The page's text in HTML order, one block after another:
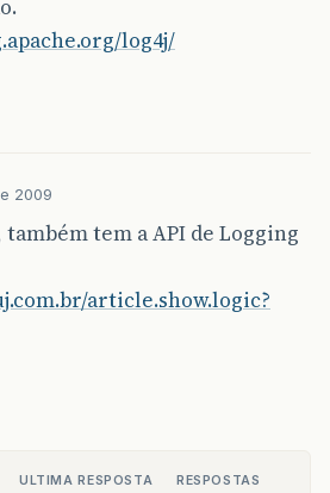
log4j/
2009
também tem a API de Logging
article.show.logic?
ULTIMA RESPOSTA RESPOSTAS